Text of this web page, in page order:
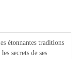
étonnantes traditions
secrets de ses